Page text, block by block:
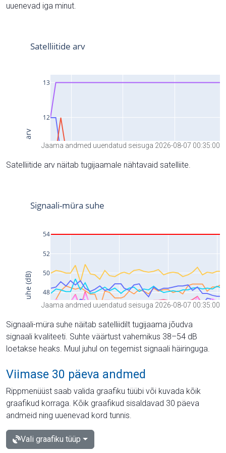
uuenevad iga minut.
Jaama andmed uuendatud seisuga 2026-08-07 00:35:00
Satelliitide arv näitab tugijaamale nähtavaid satelliite.
Jaama andmed uuendatud seisuga 2026-08-07 00:35:00
Signaali-müra suhe näitab satelliidilt tugijaama jõudva
signaali kvaliteeti. Suhte väärtust vahemikus 38–54 dB
loetakse heaks. Muul juhul on tegemist signaali häiringuga.
Viimase 30 päeva andmed
Rippmenüüst saab valida graafiku tüübi või kuvada kõik
graafikud korraga. Kõik graafikud sisaldavad 30 päeva
andmeid ning uuenevad kord tunnis.
Vali graafiku tüüp